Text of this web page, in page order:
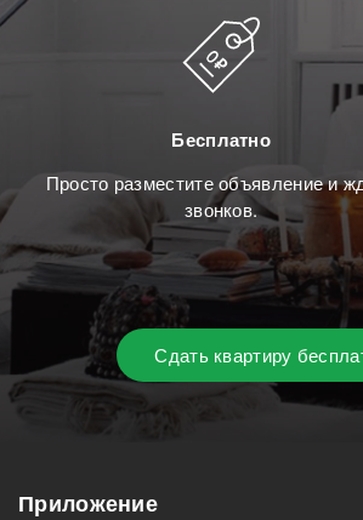
Бесплатно
Просто разместите объявление и
звонков.
Сдать квартиру
Приложение